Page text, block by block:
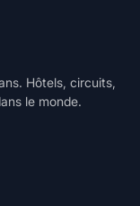
Hôtels, circuits,
le monde.